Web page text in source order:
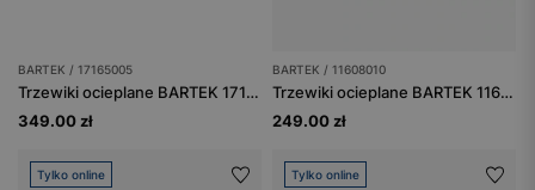
BARTEK / 17165005
Trzewiki ocieplane BARTEK 17165005, brązowo-granatowy
349.00 zł
BARTEK / 11608010
Trzewiki ocieplane BARTEK 11608010, zielony
249.00 zł
Tylko online Tylko online